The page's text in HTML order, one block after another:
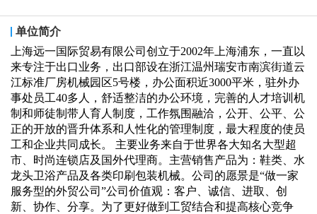
单位简介
上海远一国际贸易有限公司创立于2002年上海浦东，一直以
来专注于出口业务，出口部设在浙江温州瑞安市南滨街道云
江标准厂房机械园区5号楼，办公面积近3000平米，驻外办
事处员工40多人，舒适整洁的办公环境，完善的人才培训机
制和师徒制带人育人制度，工作氛围融洽，公开、公平、公
正的开放的晋升体系和人性化的管理制度，最大程度的使员
工和企业共同成长。 主要业务来自于世界各大知名大型超
市、时尚连锁店及国外代理商。主营销售产品为：鞋类、水
龙头卫浴产品及各类印刷包装机械。公司的愿景是“做一家
服务型的外贸公司”公司价值观：客户、诚信、进取、创
新、协作、分享。为了更好做到工贸结合和提高核心竞争